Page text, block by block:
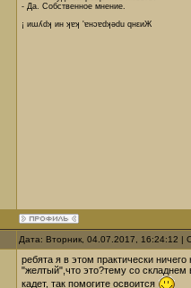
- Да. Собственное мнение.
¡ иɯʎdʞ ин ʞɐʞ 'ɐнɔɐdʞǝdu qнεиЖ
Дата: Вторник, 04.07.2017, 16:24:12
ребята я в этом практически
"желтый",что это?тему со складнем
кадет, так помогите освоится